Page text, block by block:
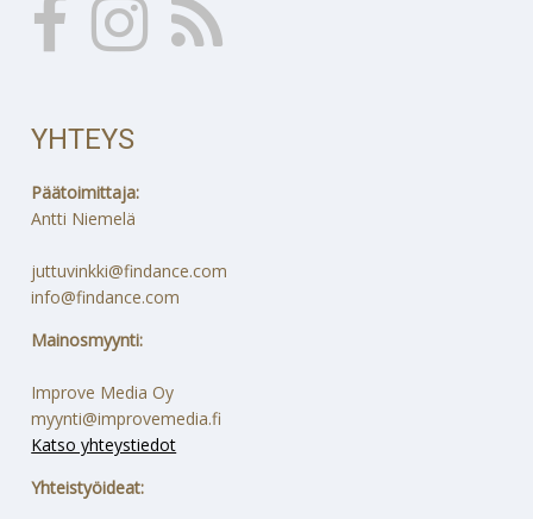
YHTEYS
Päätoimittaja:
Antti Niemelä
juttuvinkki@findance.com
info@findance.com
Mainosmyynti:
Improve Media Oy
myynti@improvemedia.fi
Katso yhteystiedot
Yhteistyöideat: